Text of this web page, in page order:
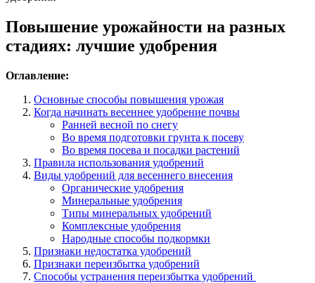
Повышение урожайности на разных
стадиях: лучшие удобрения
Оглавление:
Основные способы повышения урожая
Когда начинать весеннее удобрение почвы
Ранней весной по снегу
Во время подготовки грунта к посеву
Во время посева и посадки растений
Правила использования удобрений
Виды удобрений для весеннего внесения
Органические удобрения
Минеральные удобрения
Типы минеральных удобрений
Комплексные удобрения
Народные способы подкормки
Признаки недостатка удобрений
Признаки переизбытка удобрений
Способы устранения переизбытка удобрений